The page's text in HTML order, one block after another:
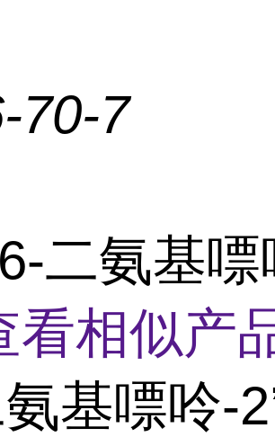
70-7
二氨基嘌
看相似产
基嘌呤-